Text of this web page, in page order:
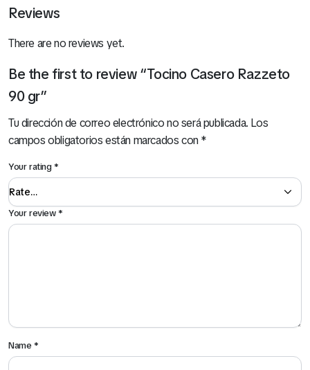
Reviews
There are no reviews yet.
Be the first to review “Tocino Casero Razzeto
90 gr”
Tu dirección de correo electrónico no será publicada. Los
campos obligatorios están marcados con*
Your rating*
Your review*
Name*